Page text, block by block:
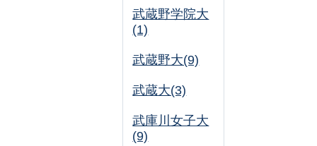
武蔵野学院大
(1)
武蔵野大(9)
武蔵大(3)
武庫川女子大
(9)